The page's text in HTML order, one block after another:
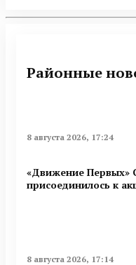
Районные
8 августа 2026, 17:24
«Движение Первых»
присоединилось к
8 августа 2026, 17:14